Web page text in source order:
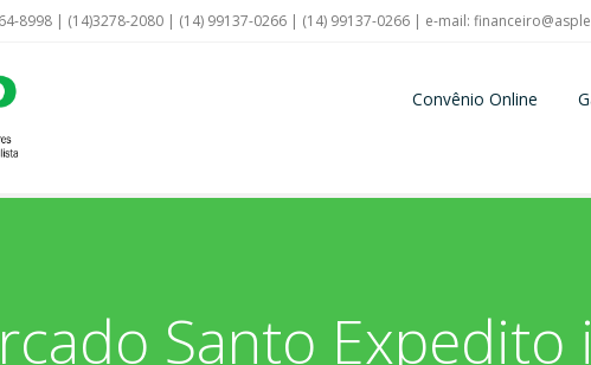
8998 | (14)3278-2080 | (14) 99137-0266 | (14) 99137-0266 | e-mail:
Convênio Online
Santo